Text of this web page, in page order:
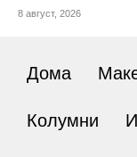
8 август, 2026
Дома
Колумни